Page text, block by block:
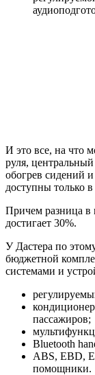
И это все, на что
руля,
обогрев сидений
доступны только
Причем разница в
достигает 30%.
У Дастера по
бюджетной
системами и
пассажиров;
Bluetooth
ABS, EBD,
помощники.